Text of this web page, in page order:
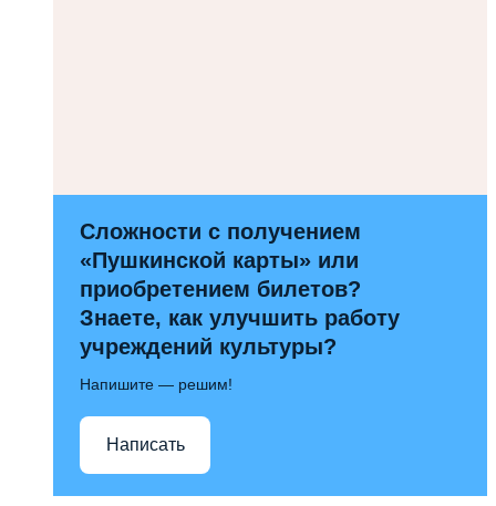
Сложности с получением
«Пушкинской карты» или
приобретением билетов?
Знаете, как улучшить работу
учреждений культуры?
Напишите — решим!
Написать